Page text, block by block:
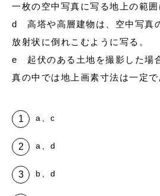
一枚の空中写真に写る地上の範囲
d 高塔や高層建物は、空中写真
放射状に倒れこむように写る。
e 起伏のある土地を撮影した場
真の中では地上画素寸法は一定で
a、c
a、d
b、d